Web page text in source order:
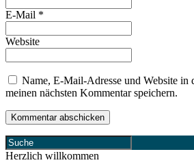
E-Mail *
Website
Name, E-Mail-Adresse und Website in
meinen nächsten Kommentar speichern.
Herzlich willkommen